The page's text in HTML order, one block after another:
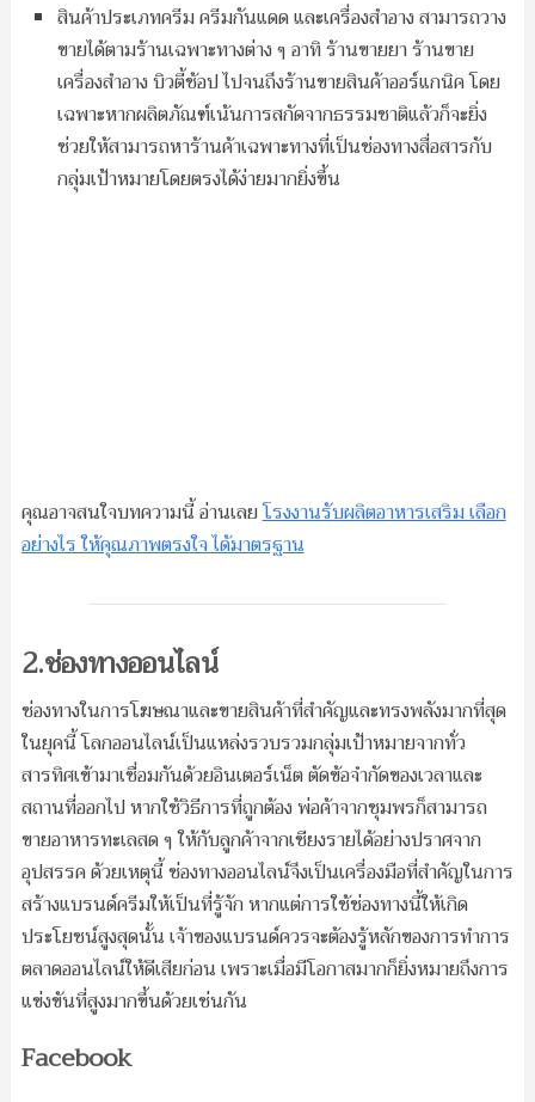
สินค้าประเภทครีม ครีมกันแดด และเครื่องสำอาง สามารถวาง
ขายได้ตามร้านเฉพาะทางต่าง ๆ อาทิ ร้านขายยา ร้านขาย
เครื่องสำอาง บิวตี้ช้อป ไปจนถึงร้านขายสินค้าออร์แกนิค โดย
เฉพาะหากผลิตภัณฑ์เน้นการสกัดจากธรรมชาติแล้วก็จะยิ่ง
ช่วยให้สามารถหาร้านค้าเฉพาะทางที่เป็นช่องทางสื่อสารกับ
กลุ่มเป้าหมายโดยตรงได้ง่ายมากยิ่งขึ้น
คุณอาจสนใจบทความนี้ อ่านเลยโรงงานรับผลิตอาหารเสริม เลือก
อย่างไร ให้คุณภาพตรงใจ ได้มาตรฐาน
2.ช่องทางออนไลน์
ช่องทางในการโฆษณาและขายสินค้าที่สำคัญและทรงพลังมากที่สุด
ในยุคนี้ โลกออนไลน์เป็นแหล่งรวบรวมกลุ่มเป้าหมายจากทั่ว
สารทิศเข้ามาเชื่อมกันด้วยอินเตอร์เน็ต ตัดข้อจำกัดของเวลาและ
สถานที่ออกไป หากใช้วิธีการที่ถูกต้อง พ่อค้าจากชุมพรก็สามารถ
ขายอาหารทะเลสด ๆ ให้กับลูกค้าจากเชียงรายได้อย่างปราศจาก
อุปสรรค ด้วยเหตุนี้ ช่องทางออนไลน์จึงเป็นเครื่องมือที่สำคัญในการ
สร้างแบรนด์ครีมให้เป็นที่รู้จัก หากแต่การใช้ช่องทางนี้ให้เกิด
ประโยชน์สูงสุดนั้น เจ้าของแบรนด์ควรจะต้องรู้หลักของการทำการ
ตลาดออนไลน์ให้ดีเสียก่อน เพราะเมื่อมีโอกาสมากก็ยิ่งหมายถึงการ
แข่งขันที่สูงมากขึ้นด้วยเช่นกัน
Facebook